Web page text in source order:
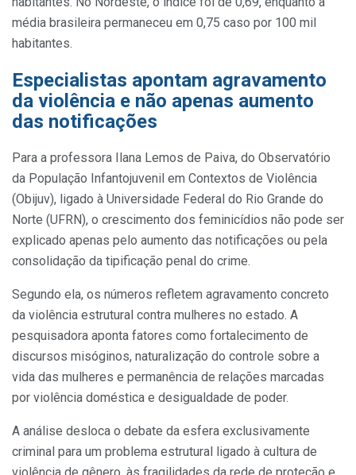
média brasileira permaneceu em 0,75 caso por 100 mil
habitantes.
Especialistas apontam agravamento
da violência e não apenas aumento
das notificações
Para a professora Ilana Lemos de Paiva, do Observatório
da População Infantojuvenil em Contextos de Violência
(Obijuv), ligado à Universidade Federal do Rio Grande do
Norte (UFRN), o crescimento dos feminicídios não pode ser
explicado apenas pelo aumento das notificações ou pela
consolidação da tipificação penal do crime.
Segundo ela, os números refletem agravamento concreto
da violência estrutural contra mulheres no estado. A
pesquisadora aponta fatores como fortalecimento de
discursos misóginos, naturalização do controle sobre a
vida das mulheres e permanência de relações marcadas
por violência doméstica e desigualdade de poder.
A análise desloca o debate da esfera exclusivamente
criminal para um problema estrutural ligado à cultura de
violência de gênero, às fragilidades da rede de proteção e